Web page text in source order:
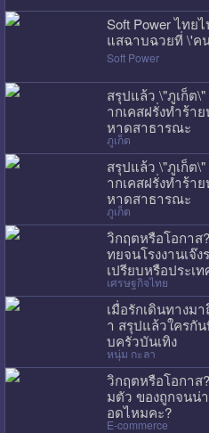
Soft Power ไทย
แสฉาบฉวยที่ \'ค
Soft Power
สรุปแล้ว \"ภูเก็ต
ากเคสฝรั่งทำร้า
หาดสาธารณะ
ภูเก็ต
สรุปแล้ว \"ภูเก็ต
ากเคสฝรั่งทำร้า
หาดสาธารณะ
ภูเก็ต
วิกฤตหรือโอกาส
ทยจนโรงงานเจ๊
เปรียบหรือประเ
เศรษฐกิจไทย
เมื่อรักเดินทางม
า สรุปแล้วใครกัน
บครัวบันเทิง
หนุ่ม กะลา
วิกฤตหรือโอกาส
มตัว ของถูกจนน่
อดไหมคะ?
E-commerce